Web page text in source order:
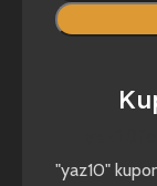
"yaz10"